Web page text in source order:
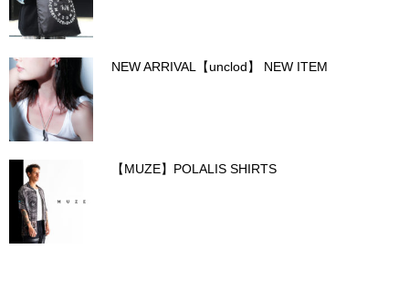
NEW ARRIVAL【unclod】 NEW ITEM
【MUZE】POLALIS SHIRTS